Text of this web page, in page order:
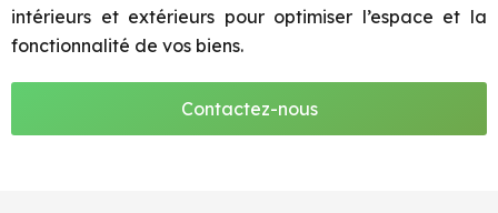
intérieurs et extérieurs pour optimiser l’espace et la
fonctionnalité de vos biens.
Contactez-nous